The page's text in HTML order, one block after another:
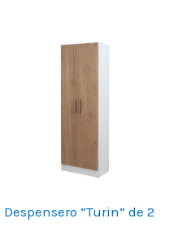
Despensero “Turin” de 2